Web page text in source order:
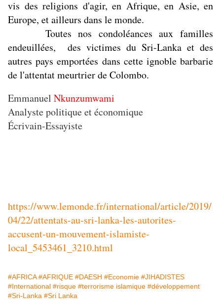
vis des religions d'agir, en Afrique, en Asie, en
Europe, et ailleurs dans le monde.
Toutes nos condoléances aux familles
endeuillées, des victimes du Sri-Lanka et des
autres pays emportées dans cette ignoble barbarie
de l'attentat meurtrier de Colombo.
Emmanuel Nkunzumwami
Analyste politique et économique
Écrivain-Essayiste
https://www.lemonde.fr/international/article/2019/
04/22/attentats-au-sri-lanka-les-autorites-
accusent-un-mouvement-islamiste-
local_5453461_3210.html
#AFRICA #AFRIQUE #DAESH #Economie #JIHADISTES
#International #risque #terrorisme islamique #développement
#Sri-Lanka #Sri Lanka